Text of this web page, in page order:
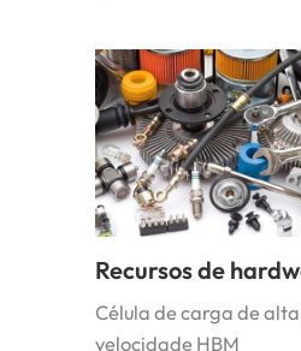
Recursos de
Célula de carga de
velocidade HBM